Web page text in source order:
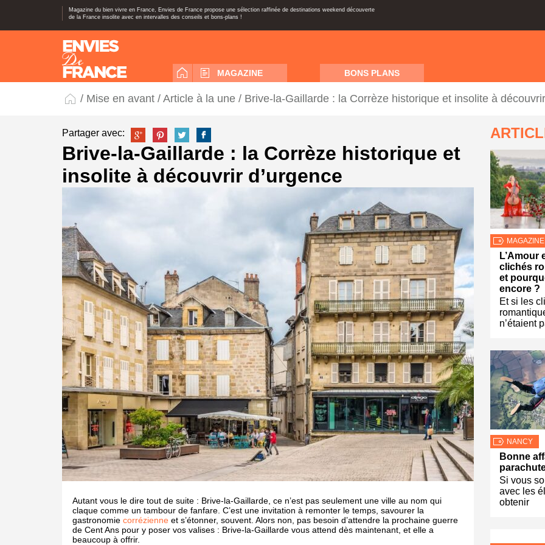
Magazine du bien vivre en France, Envies de France propose une sélection raffinée de destinations weekend découverte
de la France insolite avec en intervalles des conseils et bons-plans !
MAGAZINE BONS PLANS
/ Mise en avant / Article à la une / Brive-la-Gaillarde : la Corrèze historique et insolite à
Partager avec:
Brive-la-Gaillarde : la Corrèze historique et
insolite à découvrir d’urgence
Autant vous le dire tout de suite : Brive-la-Gaillarde, ce n’est pas seulement une ville au nom qui
claque comme un tambour de fanfare. C’est une invitation à remonter le temps, savourer la
gastronomie corrézienne et s’étonner, souvent. Alors non, pas besoin d’attendre la prochaine guerre
de Cent Ans pour y poser vos valises : Brive-la-Gaillarde vous attend dès maintenant, et elle a
beaucoup à offrir.
MAGAZINE
L’Amour
clichés
et
encore ?
Et si les
n’étaient
NANCY
Bonne
Si vous
avec les
obtenir